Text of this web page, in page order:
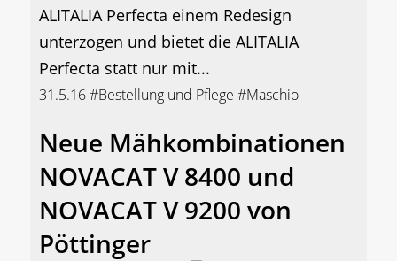
ALITALIA Perfecta einem Redesign
unterzogen und bietet die ALITALIA
Perfecta statt nur mit...
31.5.16#Bestellung und Pflege #Maschio
Neue Mähkombinationen
NOVACAT V 8400 und
NOVACAT V 9200 von
Pöttinger